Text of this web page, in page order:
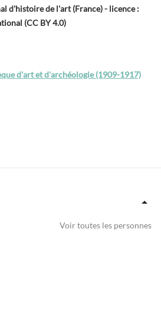
d'histoire de l'art (France) - licence :
(CC BY 4.0)
d'art et d'archéologie (1909-1917)
Voir toutes les personnes